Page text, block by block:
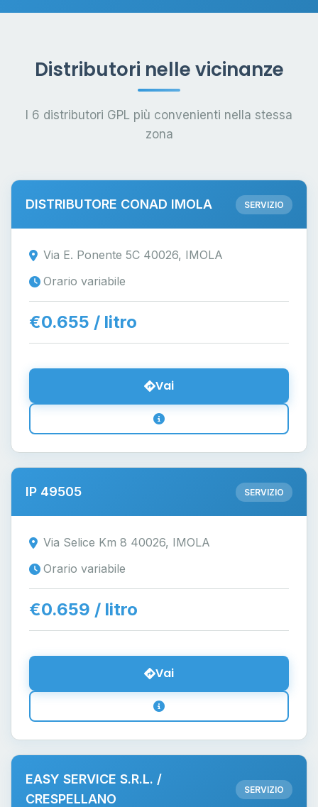
Distributori nelle vicinanze
I 6 distributori GPL più convenienti nella stessa
zona
DISTRIBUTORE CONAD IMOLA SERVIZIO
Via E. Ponente 5C 40026, IMOLA
Orario variabile
€0.655 / litro
Vai
IP 49505 SERVIZIO
Via Selice Km 8 40026, IMOLA
Orario variabile
€0.659 / litro
Vai
EASY SERVICE S.R.L. /
CRESPELLANO
SERVIZIO